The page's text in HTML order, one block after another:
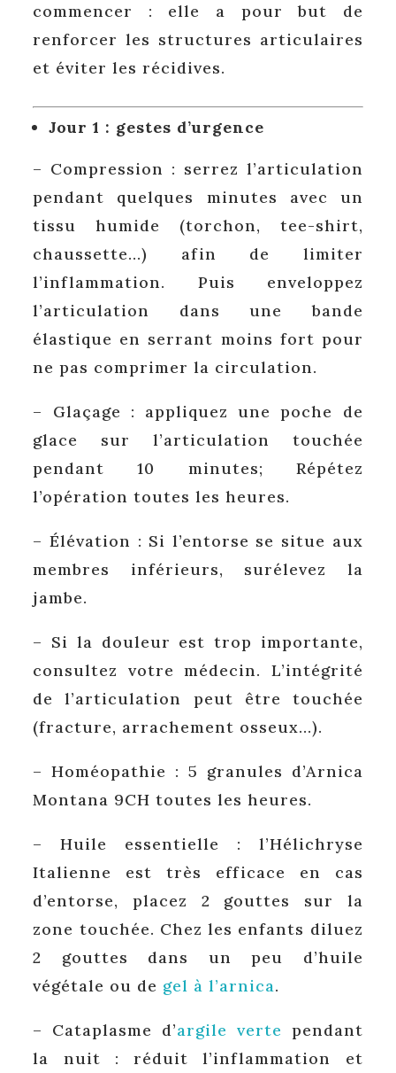
commencer : elle a pour but de
renforcer les structures articulaires
et éviter les récidives.
Jour 1 : gestes d’urgence
– Compression : serrez l’articulation
pendant quelques minutes avec un
tissu humide (torchon, tee-shirt,
chaussette…) afin de limiter
l’inflammation. Puis enveloppez
l’articulation dans une bande
élastique en serrant moins fort pour
ne pas comprimer la circulation.
– Glaçage : appliquez une poche de
glace sur l’articulation touchée
pendant 10 minutes; Répétez
l’opération toutes les heures.
– Élévation : Si l’entorse se situe aux
membres inférieurs, surélevez la
jambe.
– Si la douleur est trop importante,
consultez votre médecin. L’intégrité
de l’articulation peut être touchée
(fracture, arrachement osseux…).
– Homéopathie : 5 granules d’Arnica
Montana 9CH toutes les heures.
– Huile essentielle : l’Hélichryse
Italienne est très efficace en cas
d’entorse, placez 2 gouttes sur la
zone touchée. Chez les enfants diluez
2 gouttes dans un peu d’huile
végétale ou de gel à l’arnica.
– Cataplasme d’argile verte pendant
la nuit : réduit l’inflammation et